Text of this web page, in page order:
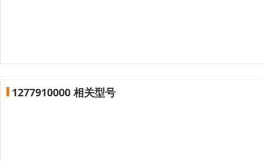
1277910000 相关型号